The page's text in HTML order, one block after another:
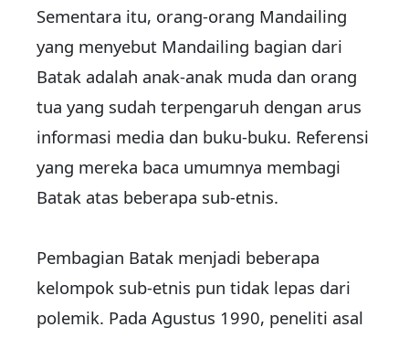
Sementara itu, orang-orang Mandailing
yang menyebut Mandailing bagian dari
Batak adalah anak-anak muda dan orang
tua yang sudah terpengaruh dengan arus
informasi media dan buku-buku. Referensi
yang mereka baca umumnya membagi
Batak atas beberapa sub-etnis.
Pembagian Batak menjadi beberapa
kelompok sub-etnis pun tidak lepas dari
polemik. Pada Agustus 1990, peneliti asal